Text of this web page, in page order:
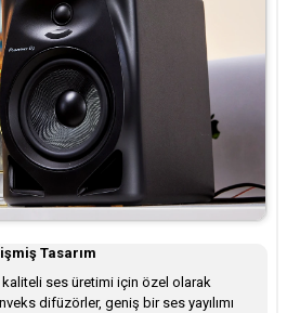
Tasarım
kaliteli ses üretimi için özel olarak
difüzörler, geniş bir ses yayılımı